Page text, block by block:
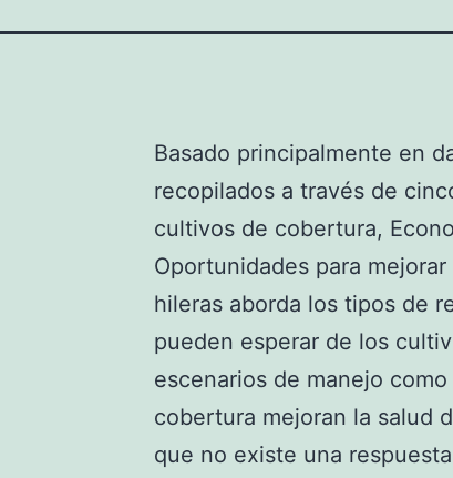
Basado principalmente en
recopilados a través de
cultivos de cobertura,
Oportunidades para
hileras aborda los tipos de
pueden esperar de los
escenarios de manejo
cobertura mejoran la salud
que no existe una